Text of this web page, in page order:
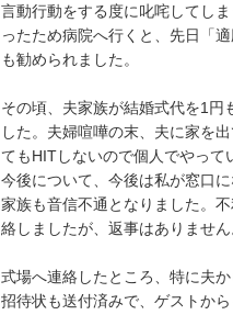
言動行動をする度に叱咤してし
ったため病院へ行くと、先日「
も勧められました。
その頃、夫家族が結婚式代を1円
した。夫婦喧嘩の末、夫に家を
てもHITしないので個人でやっ
今後について、今後は私が窓口
家族も音信不通となりました。
絡しましたが、返事はありませ
式場へ連絡したところ、特に夫
招待状も送付済みで、ゲストか